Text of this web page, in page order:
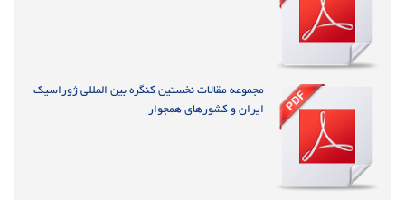
مجموعه مقالات نخستین کنگره بین المللی ژوراسیک
ایران و کشورهای همجوار